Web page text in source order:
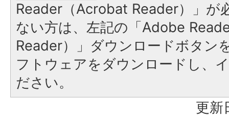
Reader（Acrobat Reader）」が
ない方は、左記の「Adobe
Reader）」ダウンロードボタン
フトウェアをダウンロードし、
ださい。
更新